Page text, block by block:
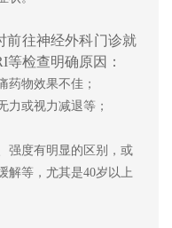
前往神经外科门诊就
检查明确原因：
药物效果不佳；
力或视力减退等；
强度有明显的区别，或
解等，尤其是40岁以上